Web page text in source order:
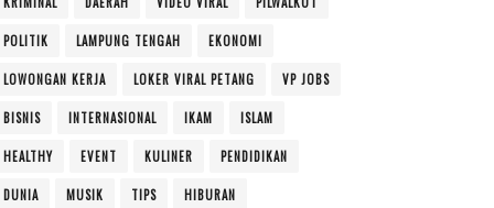
POLITIK LAMPUNG TENGAH EKONOMI
LOWONGAN KERJA LOKER VIRAL PETANG VP JOBS
BISNIS INTERNASIONAL IKAM ISLAM
HEALTHY EVENT KULINER PENDIDIKAN
DUNIA MUSIK TIPS HIBURAN